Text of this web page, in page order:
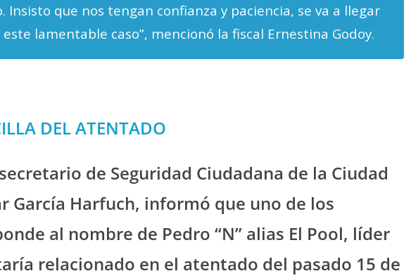
Insisto que nos tengan confianza y paciencia, se va a llegar
lamentable caso”, mencionó la fiscal Ernestina Godoy.
DEL ATENTADO
de Seguridad Ciudadana de la Ciudad
García Harfuch, informó que uno de los
al nombre de Pedro “N” alias El Pool, líder
relacionado en el atentado del pasado 15 de